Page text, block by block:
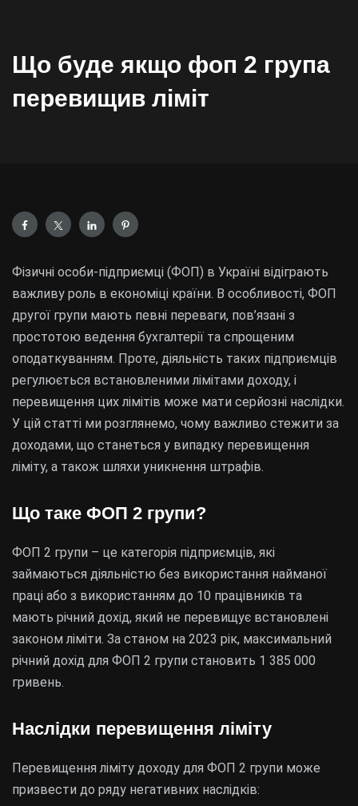
Що буде якщо фоп 2 група
перевищив ліміт
Фізичні особи-підприємці (ФОП) в Україні відіграють
важливу роль в економіці країни. В особливості, ФОП
другої групи мають певні переваги, пов’язані з
простотою ведення бухгалтерії та спрощеним
оподаткуванням. Проте, діяльність таких підприємців
регулюється встановленими лімітами доходу, і
перевищення цих лімітів може мати серйозні наслідки.
У цій статті ми розглянемо, чому важливо стежити за
доходами, що станеться у випадку перевищення
ліміту, а також шляхи уникнення штрафів.
Що таке ФОП 2 групи?
ФОП 2 групи – це категорія підприємців, які
займаються діяльністю без використання найманої
праці або з використанням до 10 працівників та
мають річний дохід, який не перевищує встановлені
законом ліміти. За станом на 2023 рік, максимальний
річний дохід для ФОП 2 групи становить 1 385 000
гривень.
Наслідки перевищення ліміту
Перевищення ліміту доходу для ФОП 2 групи може
призвести до ряду негативних наслідків: